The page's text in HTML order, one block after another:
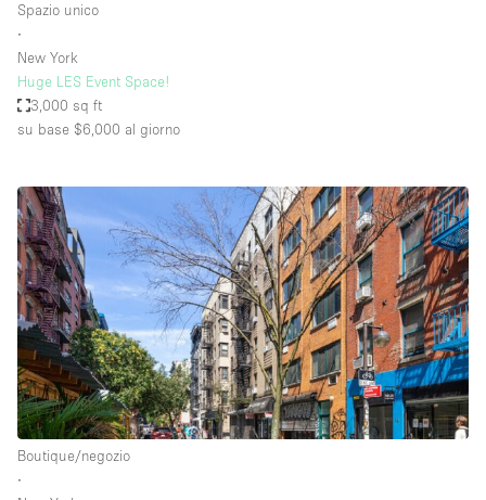
Spazio unico
∙
New York
Huge LES Event Space!
3,000 sq ft
su base $6,000 al giorno
Boutique/negozio
∙